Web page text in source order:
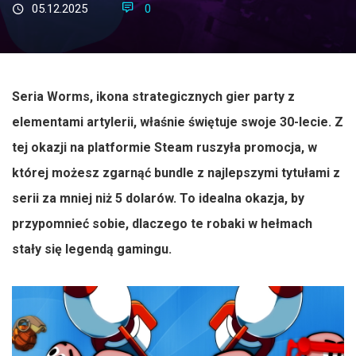
05.12.2025 0
Seria Worms, ikona strategicznych gier party z
elementami artylerii, właśnie świętuje swoje 30-lecie. Z
tej okazji na platformie Steam ruszyła promocja, w
której możesz zgarnąć bundle z najlepszymi tytułami z
serii za mniej niż 5 dolarów. To idealna okazja, by
przypomnieć sobie, dlaczego te robaki w hełmach
stały się legendą gamingu.